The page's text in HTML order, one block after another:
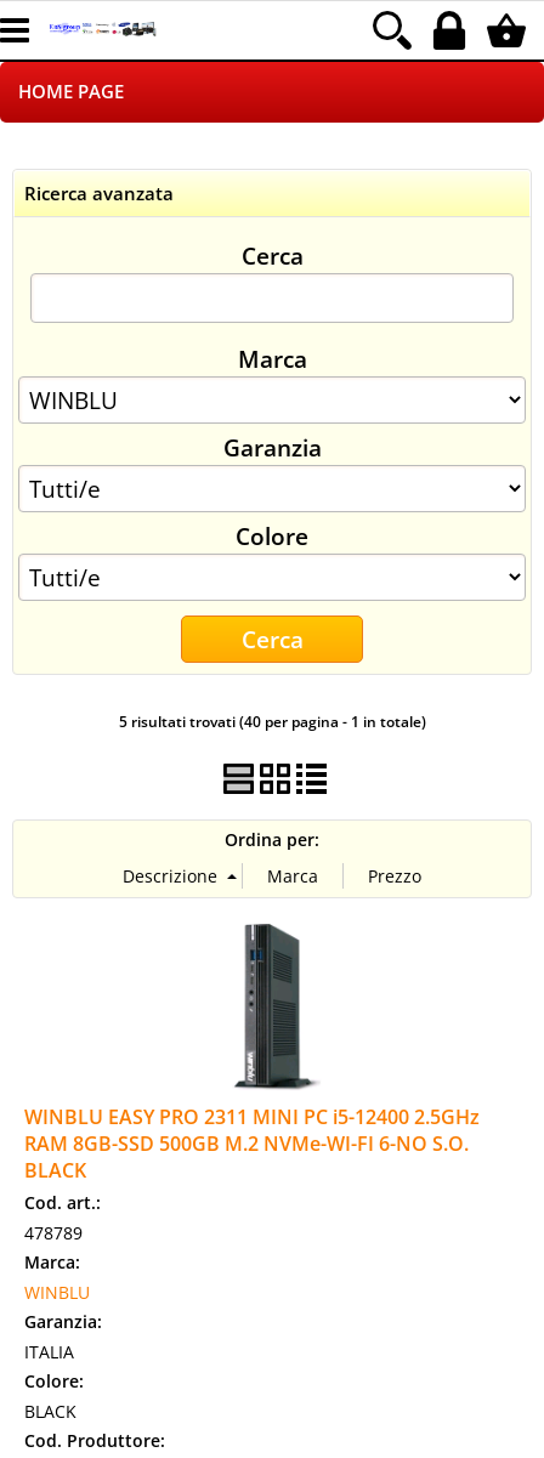
HOME PAGE
LOGISTICA
NEGOZI ON LINE
SINCRONIZZATI CON NOI
SPEDIZIONI
CONTATTI
Ricerca avanzata
Cerca
Marca
Garanzia
Colore
5 risultati trovati (40 per pagina - 1 in totale)
Ordina per:
WINBLU EASY PRO 2311 MINI PC i5-12400 2.5GHz
RAM 8GB-SSD 500GB M.2 NVMe-WI-FI 6-NO S.O.
BLACK
Cod. art.:
478789
Marca:
WINBLU
Garanzia:
ITALIA
Colore:
BLACK
Cod. Produttore: